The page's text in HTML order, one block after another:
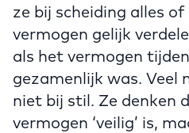
ze bij scheiding alles
vermogen gelijk
als het vermogen
gezamenlijk was. Veel
niet bij stil. Ze denken
vermogen ‘veilig’ is,